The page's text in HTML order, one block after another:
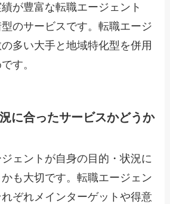
が豊富な転職エージェント
のサービスです。転職エージ
多い大手と地域特化型を併用
す。
に合ったサービスかどうか
ェントが自身の目的・状況に
も大切です。転職エージェン
れぞれメインターゲットや得意